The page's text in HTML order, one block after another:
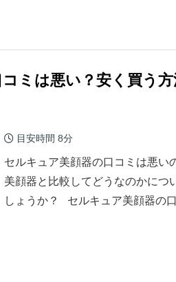
ミは悪い？安く買う
目安時間 8分
セルキュア美顔器の口コミは悪い
美顔器と比較してどうなのかにつ
しょうか？ セルキュア美顔器の